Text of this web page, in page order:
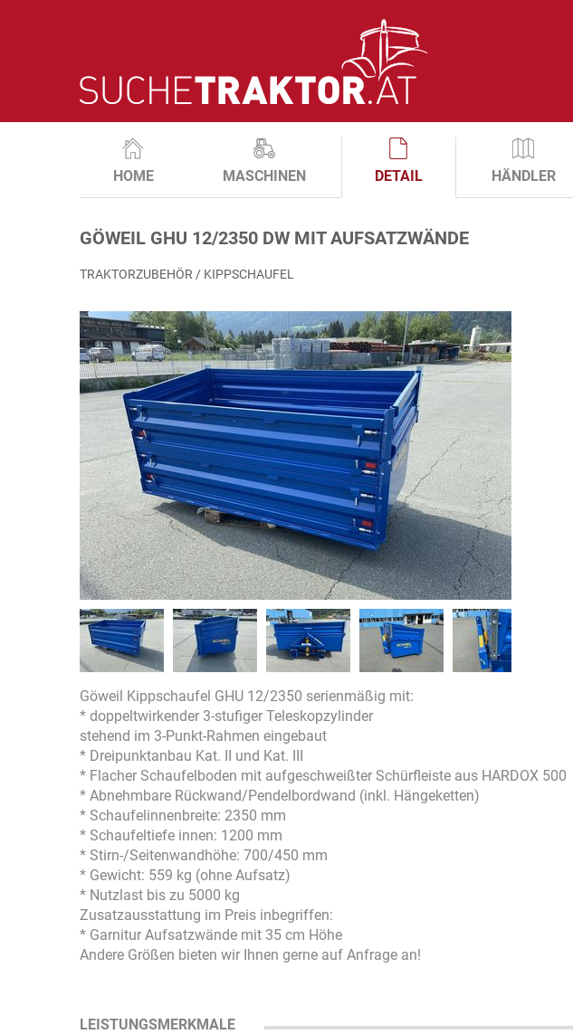
HOME MASCHINEN DETAIL HÄNDLER
GÖWEIL GHU 12/2350 DW MIT AUFSATZWÄNDE
TRAKTORZUBEHÖR / KIPPSCHAUFEL
Göweil Kippschaufel GHU 12/2350 serienmäßig mit:
* doppeltwirkender 3-stufiger Teleskopzylinder
stehend im 3-Punkt-Rahmen eingebaut
* Dreipunktanbau Kat. II und Kat. III
* Flacher Schaufelboden mit aufgeschweißter Schürfleiste aus HARDOX 500
* Abnehmbare Rückwand/Pendelbordwand (inkl. Hängeketten)
* Schaufelinnenbreite: 2350 mm
* Schaufeltiefe innen: 1200 mm
* Stirn-/Seitenwandhöhe: 700/450 mm
* Gewicht: 559 kg (ohne Aufsatz)
* Nutzlast bis zu 5000 kg
Zusatzausstattung im Preis inbegriffen:
* Garnitur Aufsatzwände mit 35 cm Höhe
Andere Größen bieten wir Ihnen gerne auf Anfrage an!
LEISTUNGSMERKMALE